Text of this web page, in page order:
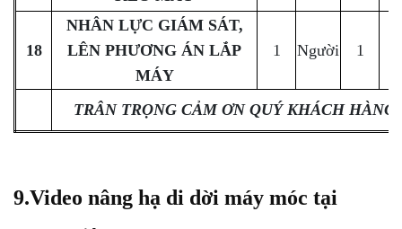
18
NHÂN LỰC GIÁM SÁT,
LÊN PHƯƠNG ÁN LẮP
MÁY
1 Người 1
TRÂN TRỌNG CẢM ƠN QUÝ KHÁCH HÀNG
9.Video nâng hạ di dời máy móc tại